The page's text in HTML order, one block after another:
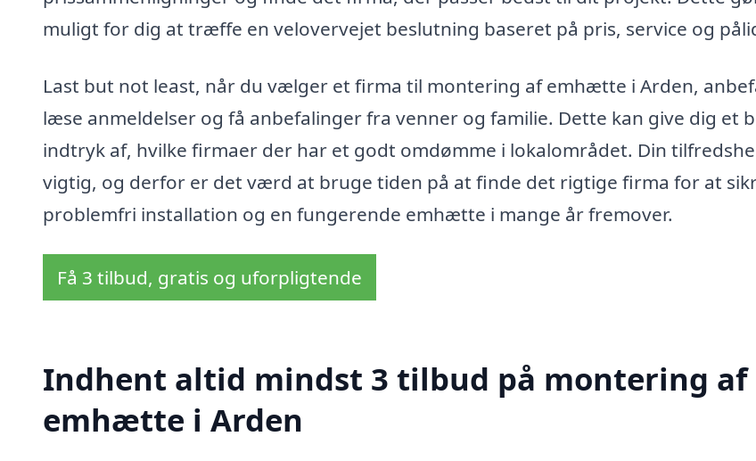
muligt for dig at træffe en velovervejet beslutning baseret på pris, service og
Last but not least, når du vælger et firma til montering af emhætte i Arden,
læse anmeldelser og få anbefalinger fra venner og familie. Dette kan give dig et
indtryk af, hvilke firmaer der har et godt omdømme i lokalområdet. Din
vigtig, og derfor er det værd at bruge tiden på at finde det rigtige firma for at
problemfri installation og en fungerende emhætte i mange år fremover.
Få 3 tilbud, gratis og uforpligtende
Indhent altid mindst 3 tilbud på montering af
emhætte i Arden